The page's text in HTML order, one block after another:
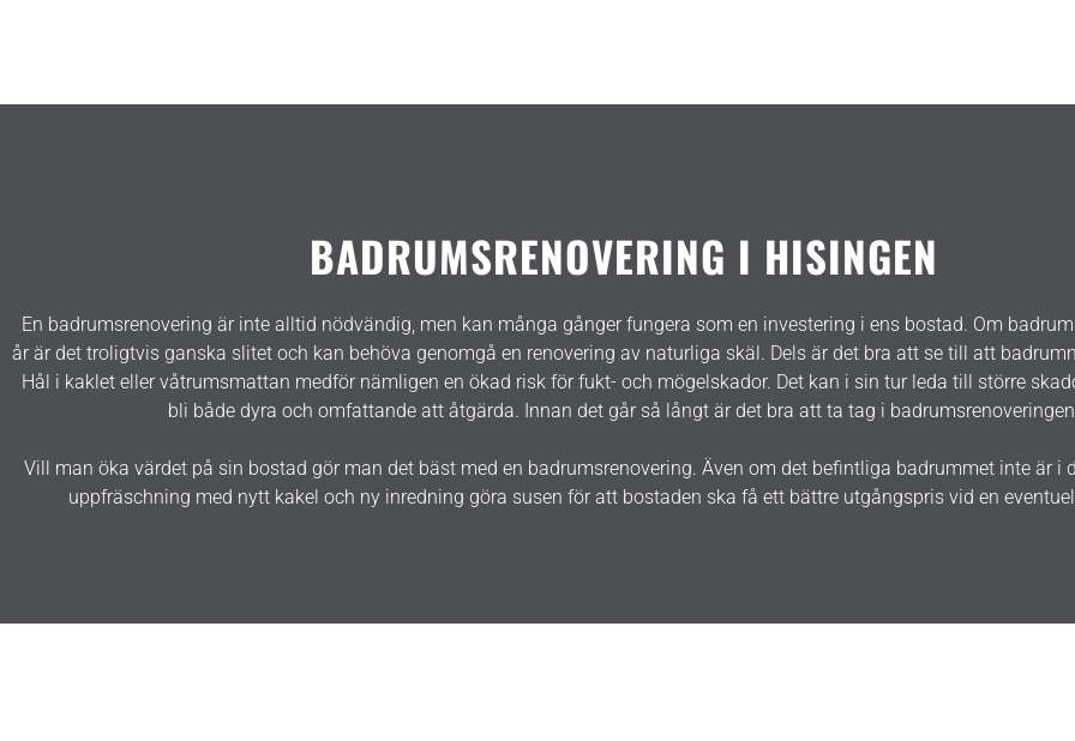
BADRUMSRENOVERING I HISINGEN
En badrumsrenovering är inte alltid nödvändig, men kan många gånger fungera som en investering i ens bostad. Om
år är det troligtvis ganska slitet och kan behöva genomgå en renovering av naturliga skäl. Dels är det bra att se till att
Hål i kaklet eller våtrumsmattan medför nämligen en ökad risk för fukt- och mögelskador. Det kan i sin tur leda till större
bli både dyra och omfattande att åtgärda. Innan det går så långt är det bra att ta tag i
Vill man öka värdet på sin bostad gör man det bäst med en badrumsrenovering. Även om det befintliga badrummet inte är i
uppfräschning med nytt kakel och ny inredning göra susen för att bostaden ska få ett bättre utgångspris vid en